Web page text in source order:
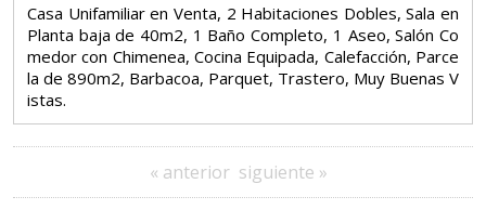
Casa Unifamiliar en Venta, 2 Habitaciones Dobles, Sala en
Planta baja de 40m2, 1 Baño Completo, 1 Aseo, Salón Co
medor con Chimenea, Cocina Equipada, Calefacción, Parce
la de 890m2, Barbacoa, Parquet, Trastero, Muy Buenas V
istas.
« anterior siguiente »